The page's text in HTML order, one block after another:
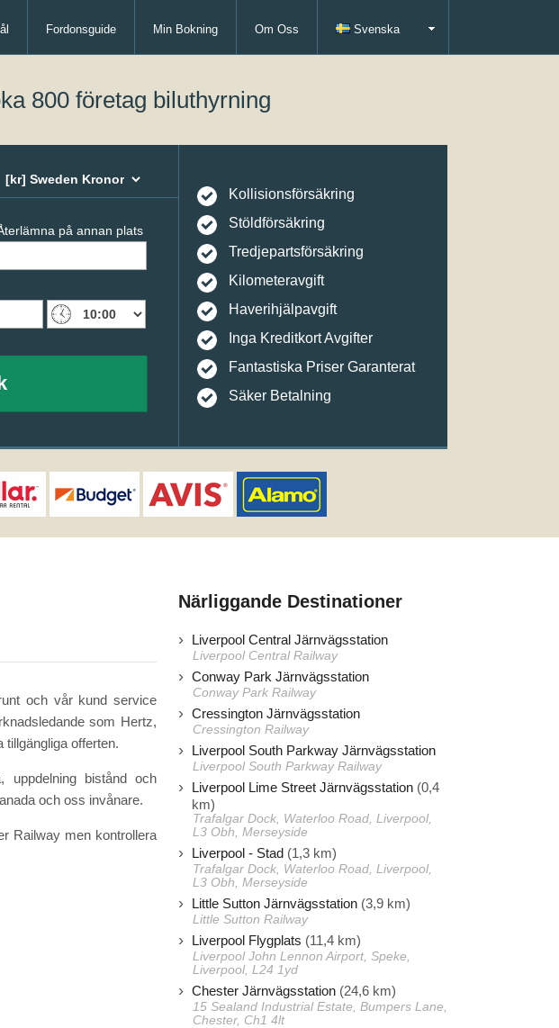
Fordonsguide Min Bokning Om Oss Svenska
800 företag biluthyrning
på annan plats
Kollisionsförsäkring
Stöldförsäkring
Tredjepartsförsäkring
Kilometeravgift
Haverihjälpavgift
Inga Kreditkort Avgifter
Fantastiska Priser Garanterat
Säker Betalning
och vår kund service
som Hertz,
offerten.
uppdelning bistånd och
och oss invånare.
Railway men kontrollera
Närliggande Destinationer
Liverpool Central Järnvägsstation
Liverpool Central Railway
Conway Park Järnvägsstation
Conway Park Railway
Cressington Järnvägsstation
Cressington Railway
Liverpool South Parkway Järnvägsstation
Liverpool South Parkway Railway
Liverpool Lime Street Järnvägsstation (0,4
km)
Trafalgar Dock, Waterloo Road, Liverpool,
L3 Obh, Merseyside
Liverpool - Stad (1,3 km)
Trafalgar Dock, Waterloo Road, Liverpool,
L3 Obh, Merseyside
Little Sutton Järnvägsstation (3,9 km)
Little Sutton Railway
Liverpool Flygplats (11,4 km)
Liverpool John Lennon Airport, Speke,
Liverpool, L24 1yd
Chester Järnvägsstation (24,6 km)
15 Sealand Industrial Estate, Bumpers Lane,
Chester, Ch1 4lt